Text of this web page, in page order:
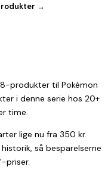
→
8-produkter til Pokémon
i denne serie hos 20+
time.
lige nu fra 350 kr.
så besparelserne
priser.